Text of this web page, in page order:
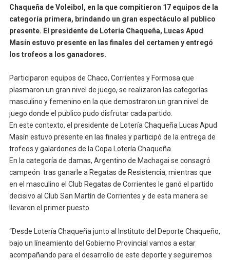
Chaqueña de Voleibol, en la que compitieron 17 equipos de la
categoría primera, brindando un gran espectáculo al publico
presente. El presidente de Lotería Chaqueña, Lucas Apud
Masín estuvo presente en las finales del certamen y entregó
los trofeos a los ganadores.
Participaron equipos de Chaco, Corrientes y Formosa que
plasmaron un gran nivel de juego, se realizaron las categorías
masculino y femenino en la que demostraron un gran nivel de
juego donde el publico pudo disfrutar cada partido.
En este contexto, el presidente de Lotería Chaqueña Lucas Apud
Masín estuvo presente en las finales y participó de la entrega de
trofeos y galardones de la Copa Lotería Chaqueña.
En la categoría de damas, Argentino de Machagai se consagró
campeón tras ganarle a Regatas de Resistencia, mientras que
en el masculino el Club Regatas de Corrientes le ganó el partido
decisivo al Club San Martín de Corrientes y de esta manera se
llevaron el primer puesto.
“Desde Lotería Chaqueña junto al Instituto del Deporte Chaqueño,
bajo un líneamiento del Gobierno Provincial vamos a estar
acompañando para el desarrollo de este deporte y seguiremos